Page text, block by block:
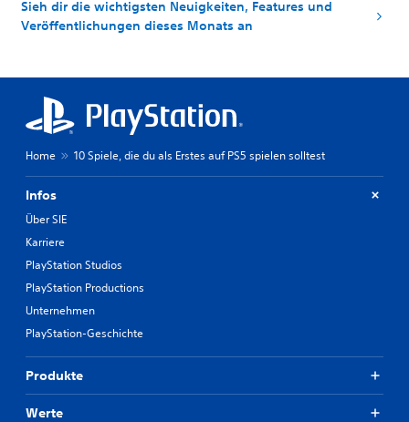
Sieh dir die wichtigsten Neuigkeiten, Features und
Veröffentlichungen dieses Monats an
Home 10 Spiele, die du als Erstes auf PS5 spielen solltest
Infos
Über SIE
Karriere
PlayStation Studios
PlayStation Productions
Unternehmen
PlayStation-Geschichte
Produkte
Werte